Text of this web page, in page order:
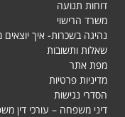
דוחות תנועה
משרד הרישוי
נהיגה בשכרות- איך יוצאים
שאלות ותשובות
מפת אתר
מדיניות פרטיות
הסדרי נגישות
דיני משפחה – עורכי דין